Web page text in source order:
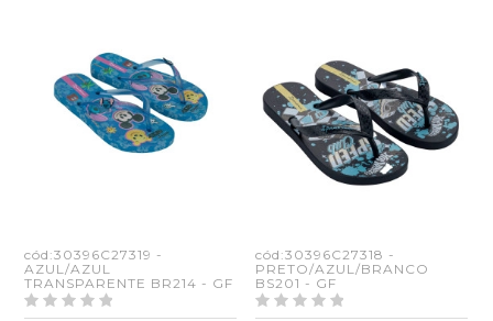
cód:30396C27319 -
AZUL/AZUL
TRANSPARENTE BR214 - GF
cód:30396C27318 -
PRETO/AZUL/BRANCO
BS201 - GF